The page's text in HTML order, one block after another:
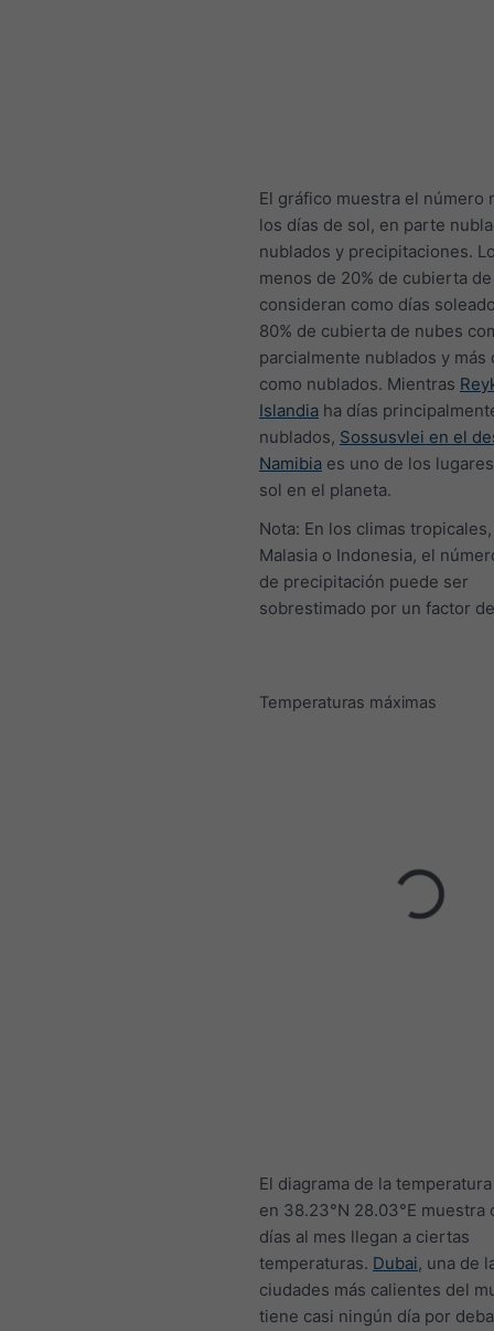
El gráfico muestra el número
los días de sol, en parte
nublados y precipitaciones.
menos de 20% de cubierta
consideran como días
80% de cubierta de nubes
parcialmente nublados y más
como nublados. Mientras
Islandia ha días
nublados, Sossusvlei en el
Namibia es uno de los
sol en el planeta.
Nota: En los climas
Malasia o Indonesia, el
de precipitación puede ser
sobrestimado por un factor
Temperaturas máximas
El diagrama de la
en 38.23°N 28.03°E muestra
días al mes llegan a ciertas
temperaturas. Dubai, una de
ciudades más calientes del
tiene casi ningún día por